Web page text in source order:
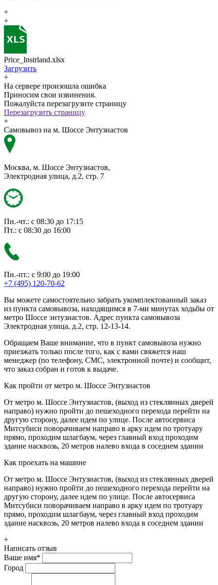
+
+
Price_Instrland.xlsx
Загрузить
+
На сервере произошла ошибка
Приносим свои извинения.
Пожалуйста перезагрузите страницу
Перезагрузить страницу
+
Самовывоз на м. Шоссе Энтузиастов
Москва, м. Шоссе Энтузиастов,
Электродная улица, д.2, стр. 7
Пн.-чт.: с 08:30 до 17:15
Пт.: с 08:30 до 16:00
Пн.-пт.: с 9:00 до 19:00
+7 (495) 120-70-62
Вы можете самостоятельно забрать укомплектованный заказ
из пункта самовывоза, находящимся в 7-ми минутах ходьбы от
метро Шоссе энтузиастов. Адрес пункта самовывоза
Электродная улица, д.2, стр. 12-13-14.
Обращаем Ваше внимание, что в пункт самовывоза нужно
приезжать только после того, как с вами свяжется наш
менеджер (по телефону, СМС, электронной почте) и сообщит,
что заказ собран и готов к выдаче.
Как пройти от метро м. Шоссе Энтузиастов
От метро м. Шоссе Энтузиастов, (выход из стеклянных дверей
направо) нужно пройти до пешеходного перехода перейти на
другую сторону, далее идем по улице. После автосервиса
Митсубиси поворачиваем направо в арку идем по тротуару
прямо, проходим шлагбаум, через главный вход проходим
здание насквозь, 20 метров налево входа в соседнем здании
Как проехать на машине
От метро м. Шоссе Энтузиастов, (выход из стеклянных дверей
направо) нужно пройти до пешеходного перехода перейти на
другую сторону, далее идем по улице. После автосервиса
Митсубиси поворачиваем направо в арку идем по тротуару
прямо, проходим шлагбаум, через главный вход проходим
здание насквозь, 20 метров налево входа в соседнем здании
+
Написать отзыв
Ваше имя*
Город